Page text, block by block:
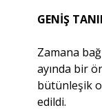
GENİŞ
Zamana
ayında bir
bütünleşik
edildi.